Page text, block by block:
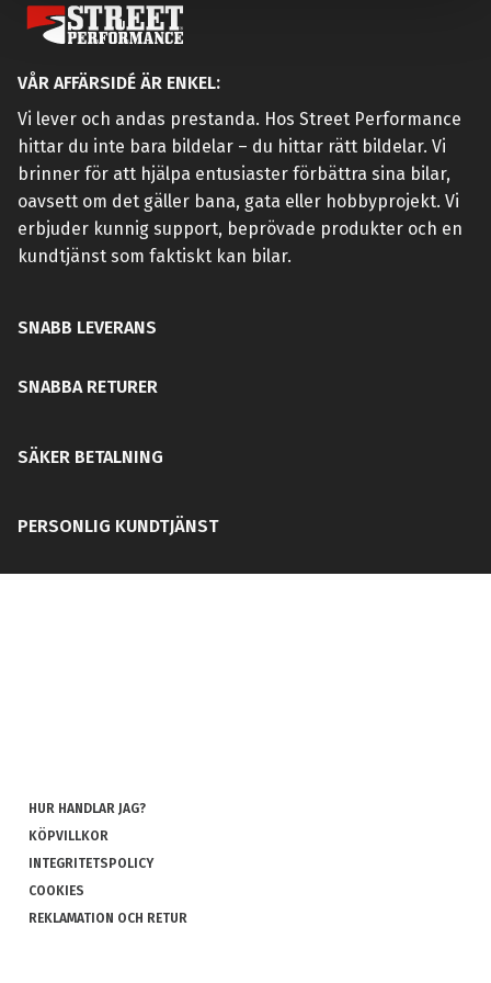
VÅR AFFÄRSIDÉ ÄR ENKEL:
Vi lever och andas prestanda. Hos Street Performance
hittar du inte bara bildelar – du hittar rätt bildelar. Vi
brinner för att hjälpa entusiaster förbättra sina bilar,
oavsett om det gäller bana, gata eller hobbyprojekt. Vi
erbjuder kunnig support, beprövade produkter och en
kundtjänst som faktiskt kan bilar.
SNABB LEVERANS
SNABBA RETURER
SÄKER BETALNING
PERSONLIG KUNDTJÄNST
HUR HANDLAR JAG?
KÖPVILLKOR
INTEGRITETSPOLICY
COOKIES
REKLAMATION OCH RETUR